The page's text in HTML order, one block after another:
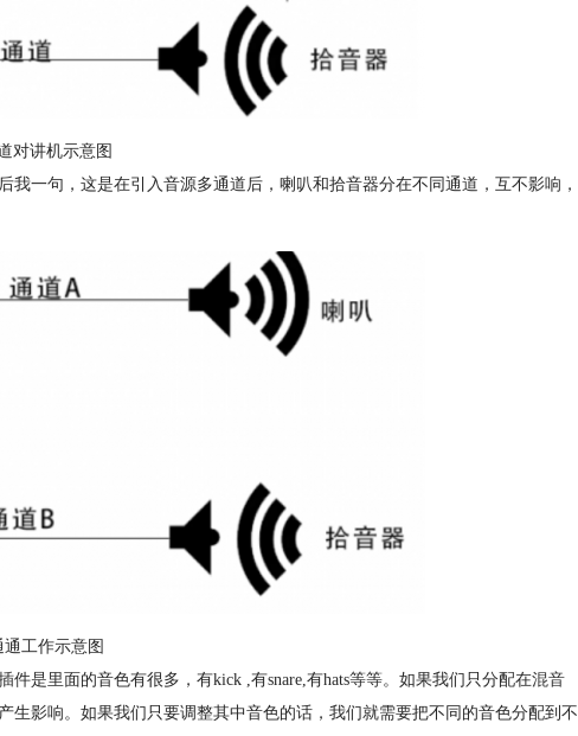
对讲机示意图
一句，这是在引入音源多通道后，喇叭和拾音器分在不同通道，互不影响，
通工作示意图
件是里面的音色有很多，有kick ,有snare,有hats等等。如果我们只分配在混音
影响。如果我们只要调整其中音色的话，我们就需要把不同的音色分配到不